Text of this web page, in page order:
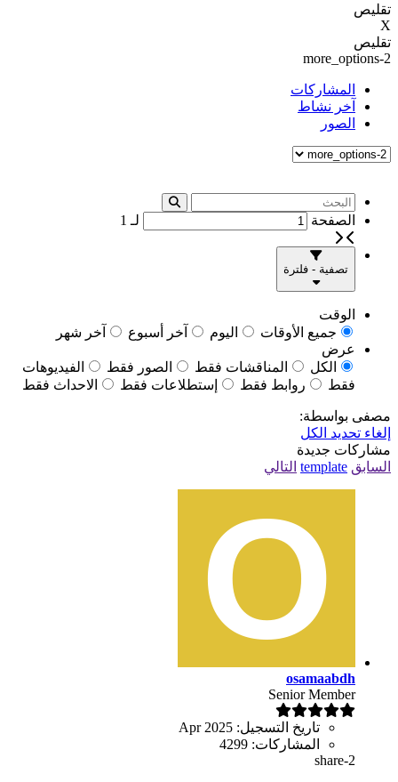
تقليص
X
تقليص
more_options-2
المشاركات
آخر نشاط
الصور
الصفحة لـ 1
تصفية - فلترة
الوقت
جميع الأوقات
اليوم آخر أسبوع
آخر شهر
عرض
الكل
المناقشات فقط الصور فقط
الفيديوهات
فقط
روابط فقط إستطلاعات فقط الاحداث فقط
مصفى بواسطة:
إلغاء تحديد الكل
مشاركات جديدة
السابق template التالي
osamaabdh
Senior Member
تاريخ التسجيل: Apr 2025
المشاركات: 4299
share-2